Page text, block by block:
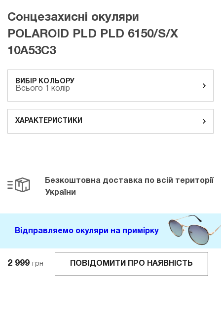
Сонцезахисні окуляри
POLAROID PLD PLD 6150/S/X
10A53C3
ВИБІР КОЛЬОРУ
Всього 1 колір
ХАРАКТЕРИСТИКИ
2 999 грн ПОВІДОМИТИ ПРО НАЯВНІСТЬ
Безкоштовна доставка по всій території
України
Відправляемо окуляри на примірку